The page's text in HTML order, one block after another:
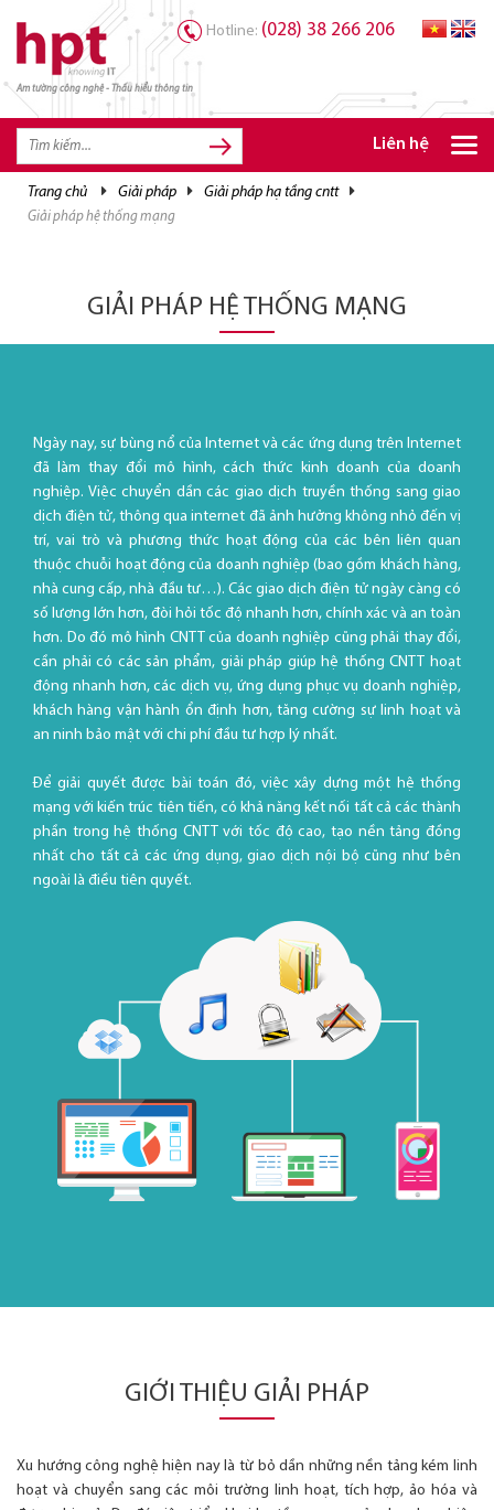
Am tường công nghệ - Thấu hiểu thông tin
Hotline: (028) 38 266 206
Liên hệ
trang chủ giải pháp giải pháp hạ tầng cntt
giải pháp hệ thống mạng
GIẢI PHÁP HỆ THỐNG MẠNG
Ngày nay, sự bùng nổ của Internet và các ứng dụng trên Internet
đã làm thay đổi mô hình, cách thức kinh doanh của doanh
nghiệp. Việc chuyển dần các giao dịch truyền thống sang giao
dịch điện tử, thông qua internet đã ảnh hưởng không nhỏ đến vị
trí, vai trò và phương thức hoạt động của các bên liên quan
thuộc chuỗi hoạt động của doanh nghiệp (bao gồm khách hàng,
nhà cung cấp, nhà đầu tư…). Các giao dịch điện tử ngày càng có
số lượng lớn hơn, đòi hỏi tốc độ nhanh hơn, chính xác và an toàn
hơn. Do đó mô hình CNTT của doanh nghiệp cũng phải thay đổi,
cần phải có các sản phẩm, giải pháp giúp hệ thống CNTT hoạt
động nhanh hơn, các dịch vụ, ứng dụng phục vụ doanh nghiệp,
khách hàng vận hành ổn định hơn, tăng cường sự linh hoạt và
an ninh bảo mật với chi phí đầu tư hợp lý nhất.
Để giải quyết được bài toán đó, việc xây dựng một hệ thống
mạng với kiến trúc tiên tiến, có khả năng kết nối tất cả các thành
phần trong hệ thống CNTT với tốc độ cao, tạo nền tảng đồng
nhất cho tất cả các ứng dụng, giao dịch nội bộ cũng như bên
ngoài là điều tiên quyết.
GIỚI THIỆU GIẢI PHÁP
Xu hướng công nghệ hiện nay là từ bỏ dần những nền tảng kém linh
hoạt và chuyển sang các môi trường linh hoạt, tích hợp, ảo hóa và
TRANG CHỦ
TRANG CHỦ
GIẢI PHÁP
TRI THỨC